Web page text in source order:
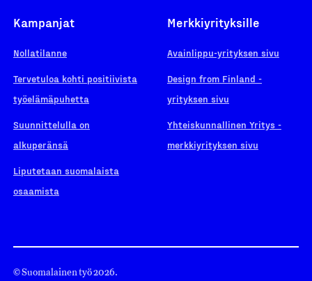
Kampanjat
Nollatilanne
Tervetuloa kohti positiivista
työelämäpuhetta
Suunnittelulla on
alkuperänsä
Liputetaan suomalaista
osaamista
Merkkiyrityksille
Avainlippu-yrityksen sivu
Design from Finland -
yrityksen sivu
Yhteiskunnallinen Yritys -
merkkiyrityksen sivu
© Suomalainen työ 2026.